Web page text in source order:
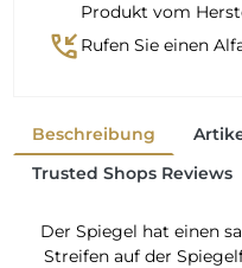
Produkt vom
phone_callback Rufen Sie einen
Beschreibung
Trusted Shops Reviews
Der Spiegel hat einen
Streifen auf der